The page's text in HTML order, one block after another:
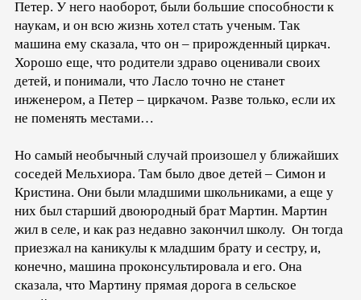
Петер. У него наоборот, были большие способности к
наукам, и он всю жизнь хотел стать ученым. Так
машина ему сказала, что он – прирожденный циркач.
Хорошо еще, что родители здраво оценивали своих
детей, и понимали, что Ласло точно не станет
инженером, а Петер – циркачом. Разве только, если их
не поменять местами…
Но самый необычный случай произошел у ближайших
соседей Мельхиора. Там было двое детей – Симон и
Кристина. Они были младшими школьниками, а еще у
них был старший двоюродный брат Мартин. Мартин
жил в селе, и как раз недавно закончил школу. Он тогда
приезжал на каникулы к младшим брату и сестру, и,
конечно, машина проконсультировала и его. Она
сказала, что Мартину прямая дорога в сельское